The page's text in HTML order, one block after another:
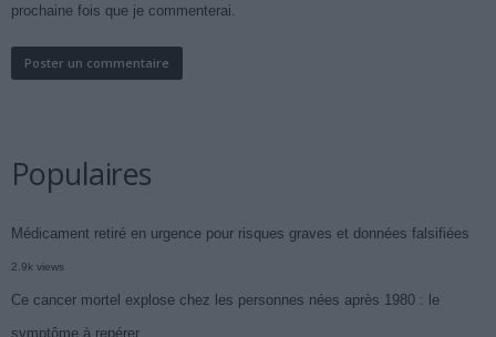
prochaine fois que je commenterai.
Populaires
Médicament retiré en urgence pour risques graves et données falsifiées
2.9k views
Ce cancer mortel explose chez les personnes nées après 1980 : le
symptôme à repérer